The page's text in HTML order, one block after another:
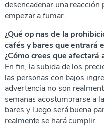
desencadenar una reacción
empezar a fumar.
¿Qué opinas de la
cafés y bares que entrará
¿Cómo crees que afectará
En fin, la subida de los
las personas con bajos
advertencia no son
semanas acostumbrarse a
bares y luego será buena
realmente se hará cumplir.